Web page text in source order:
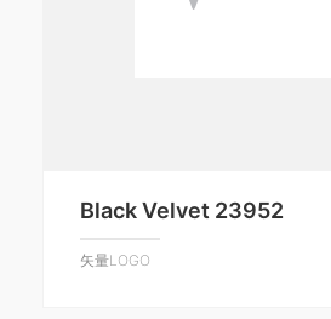
Black Velvet 23952
矢量LOGO